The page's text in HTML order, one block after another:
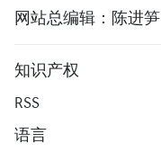
网站总编辑：陈进笋
知识产权
RSS
语言